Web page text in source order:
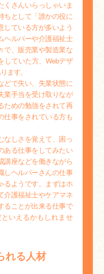
くさんいらっしゃいま
ちとして「誰かの役に
している方が多いよう
ヘルパーや介護福祉士
で、販売業や製造業な
していた方、Webデザ
ます。
どで失い、失業状態に
業手当を受け取りなが
ための勉強をされて再
仕事をされている方も
なしさを覚えて、困っ
ある仕事をしてみたい
講座などを働きながら
しヘルパーさんの仕事
るようです。まずはホ
介護福祉士やケアマネ
ることが出来る仕事で
いえるかもしれませ
れる人材